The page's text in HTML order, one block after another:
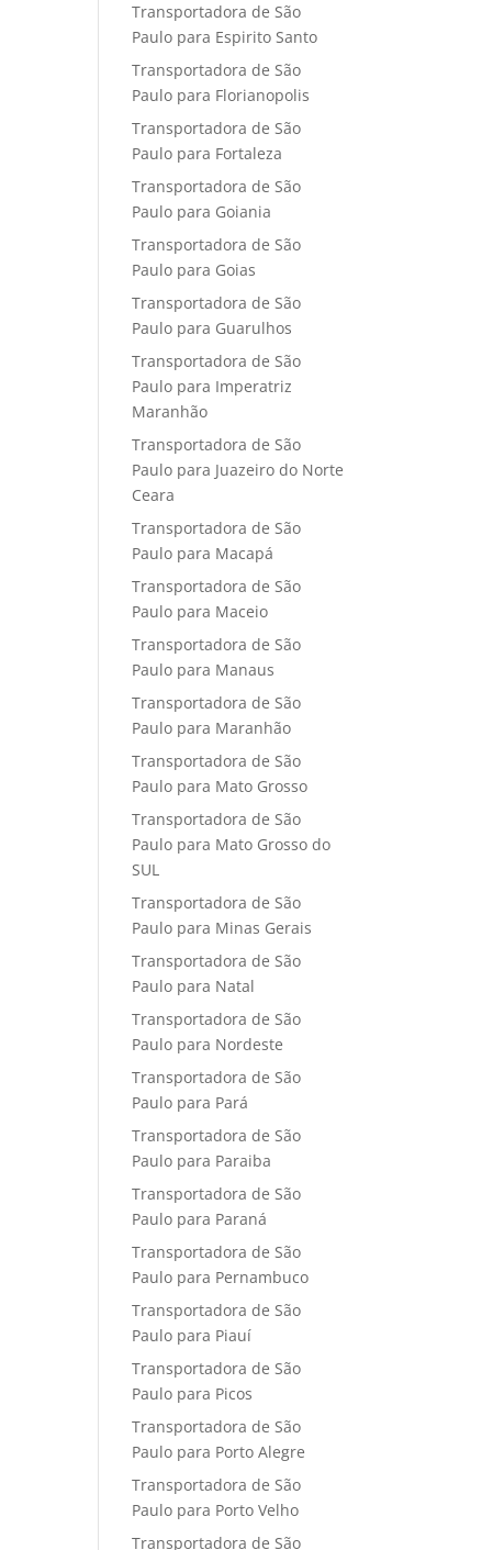
Transportadora de São
Paulo para Espirito Santo
Transportadora de São
Paulo para Florianopolis
Transportadora de São
Paulo para Fortaleza
Transportadora de São
Paulo para Goiania
Transportadora de São
Paulo para Goias
Transportadora de São
Paulo para Guarulhos
Transportadora de São
Paulo para Imperatriz
Maranhão
Transportadora de São
Paulo para Juazeiro do Norte
Ceara
Transportadora de São
Paulo para Macapá
Transportadora de São
Paulo para Maceio
Transportadora de São
Paulo para Manaus
Transportadora de São
Paulo para Maranhão
Transportadora de São
Paulo para Mato Grosso
Transportadora de São
Paulo para Mato Grosso do
SUL
Transportadora de São
Paulo para Minas Gerais
Transportadora de São
Paulo para Natal
Transportadora de São
Paulo para Nordeste
Transportadora de São
Paulo para Pará
Transportadora de São
Paulo para Paraiba
Transportadora de São
Paulo para Paraná
Transportadora de São
Paulo para Pernambuco
Transportadora de São
Paulo para Piauí
Transportadora de São
Paulo para Picos
Transportadora de São
Paulo para Porto Alegre
Transportadora de São
Paulo para Porto Velho
Transportadora de São